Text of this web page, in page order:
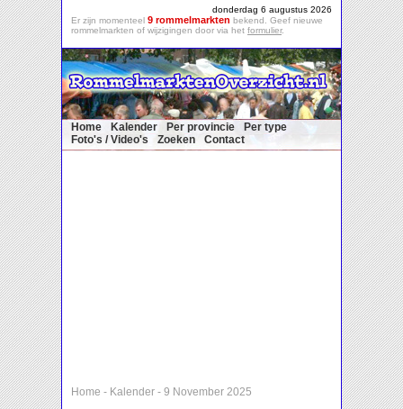
donderdag 6 augustus 2026
Er zijn momenteel 9 rommelmarkten bekend. Geef nieuwe
rommelmarkten of wijzigingen door via het formulier.
Home Kalender Per provincie
Per type
Foto's / Video's
Zoeken Contact
Home - Kalender - 9 November 2025